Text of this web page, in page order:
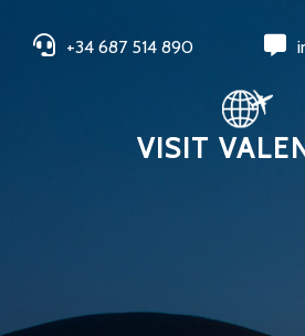
+34 687 514 890
VISIT